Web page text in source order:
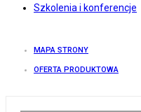
Szkolenia i konferencje
MAPA STRONY
OFERTA PRODUKTOWA